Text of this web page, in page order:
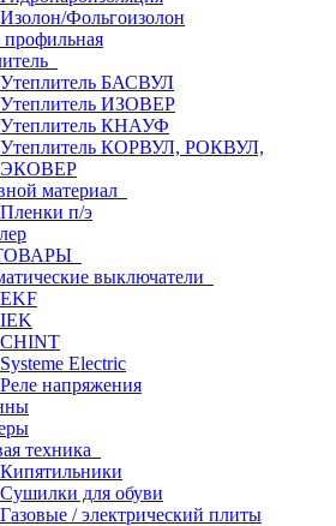
Изолон/Фольгоизолон
профильная
Утеплитель БАСВУЛ
Утеплитель ИЗОВЕР
Утеплитель КНАУФ
Утеплитель КОРВУЛ, РОКВУЛ,
ЭКОВЕР
материал
Пленки п/э
выключатели
EKF
IEK
CHINT
Systeme Electric
Реле напряжения
техника
Кипятильники
Сушилки для обуви
Газовые / электрический плиты